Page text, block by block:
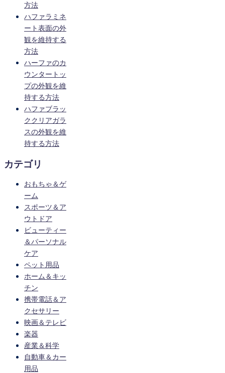
方法
ハファラミネ
ート表面の外
観を維持する
方法
ハーファのカ
ウンタートッ
プの外観を維
持する方法
ハファブラッ
ククリアガラ
スの外観を維
持する方法
カテゴリ
おもちゃ＆ゲ
ーム
スポーツ＆ア
ウトドア
ビューティー
＆パーソナル
ケア
ペット用品
ホーム＆キッ
チン
携帯電話＆ア
クセサリー
映画＆テレビ
楽器
産業＆科学
自動車＆カー
用品